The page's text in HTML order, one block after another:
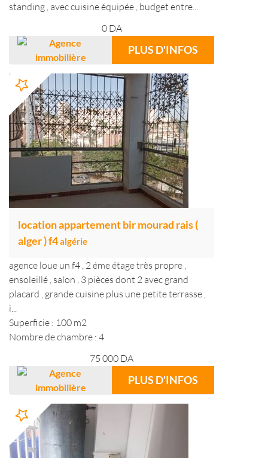
standing , avec cuisine équipée , budget entre...
0 DA
PLUS D'INFOS
location appartement bir mourad rais (
alger ) f4algérie
agence loue un f4 , 2 éme étage très propre ,
ensoleillé , salon , 3 pièces dont 2 avec grand
placard , grande cuisine plus une petite terrasse ,
i...
Superficie : 100 m2
Nombre de chambre : 4
75 000 DA
PLUS D'INFOS